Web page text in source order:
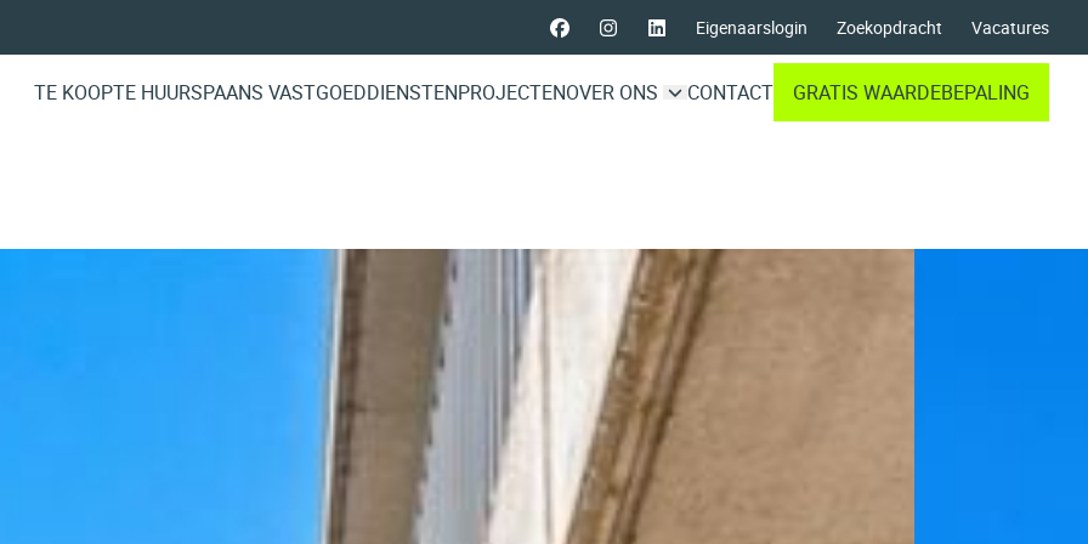
Eigenaarslogin Zoekopdracht Vacatures
TE KOOPTE HUURSPAANS VASTGOEDDIENSTENPROJECTENOVER ONS CONTACT GRATIS WAARDEBEPALING